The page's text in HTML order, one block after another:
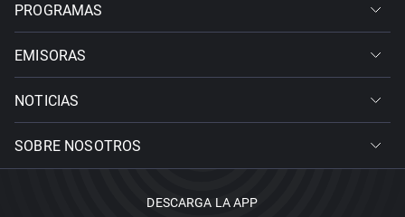
PROGRAMAS
EMISORAS
NOTICIAS
SOBRE NOSOTROS
DESCARGA LA APP